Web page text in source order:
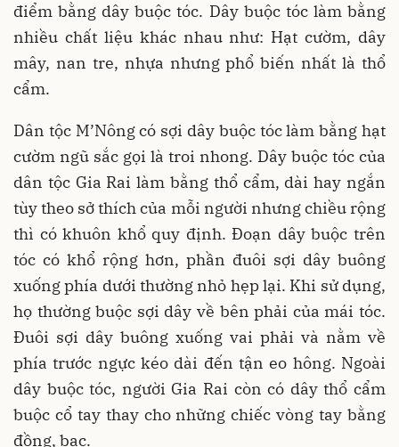
điểm bằng dây buộc tóc. Dây buộc tóc làm bằng
nhiều chất liệu khác nhau như: Hạt cườm, dây
mây, nan tre, nhựa nhưng phổ biến nhất là thổ
cẩm.
Dân tộc M’Nông có sợi dây buộc tóc làm bằng hạt
cườm ngũ sắc gọi là troi nhong. Dây buộc tóc của
dân tộc Gia Rai làm bằng thổ cẩm, dài hay ngắn
tùy theo sở thích của mỗi người nhưng chiều rộng
thì có khuôn khổ quy định. Đoạn dây buộc trên
tóc có khổ rộng hơn, phần đuôi sợi dây buông
xuống phía dưới thường nhỏ hẹp lại. Khi sử dụng,
họ thường buộc sợi dây về bên phải của mái tóc.
Đuôi sợi dây buông xuống vai phải và nằm về
phía trước ngực kéo dài đến tận eo hông. Ngoài
dây buộc tóc, người Gia Rai còn có dây thổ cẩm
buộc cổ tay thay cho những chiếc vòng tay bằng
đồng, bạc.